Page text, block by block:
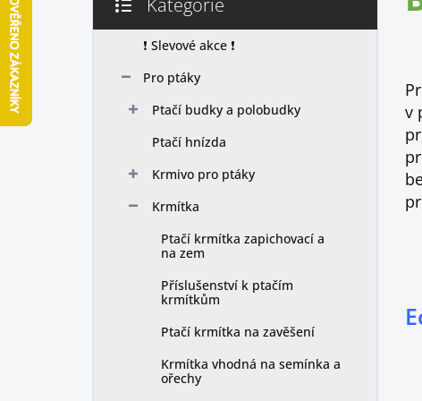
s
Přeskočit
kategorie
Kategorie
❗ Slevové akce ❗
Pro ptáky
Ptačí budky a polobudky
Ptačí hnízda
Krmivo pro ptáky
Krmítka
Ptačí krmítka zapichovací a
na zem
Příslušenství k ptačím
krmítkům
Ptačí krmítka na zavěšení
Krmítka vhodná na semínka a
ořechy
v